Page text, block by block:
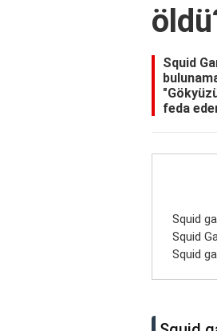
Squid
feda
Squid
Squid
Squid